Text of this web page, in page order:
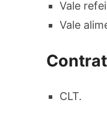
Vale
Vale
CLT.